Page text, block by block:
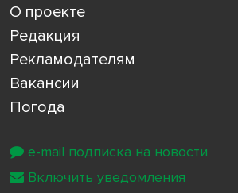
О проекте
Редакция
Рекламодателям
Вакансии
Погода
e-mail подписка на новости
Включить уведомления